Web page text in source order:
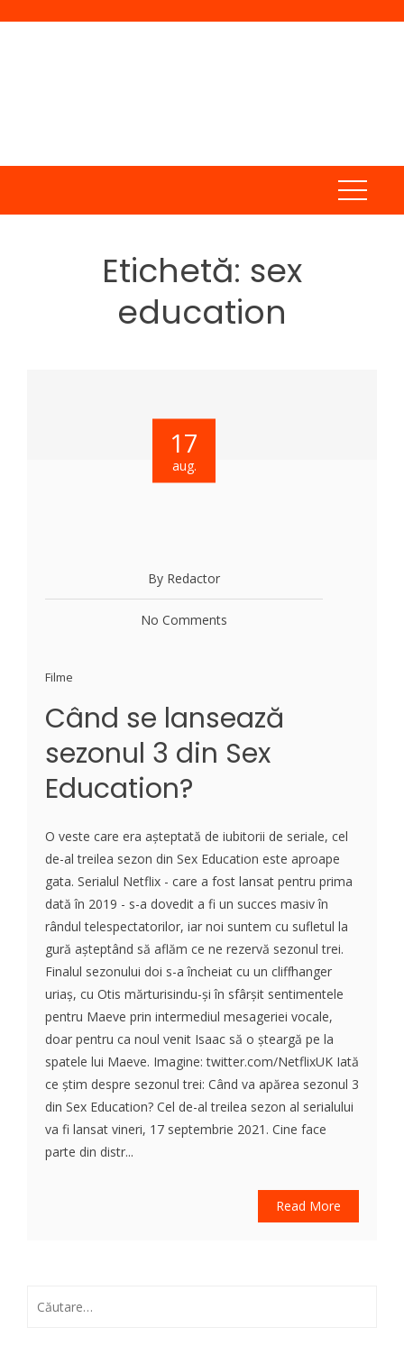
Etichetă: sex
education
17
aug.
By Redactor
No Comments
Filme
Când se lansează
sezonul 3 din Sex
Education?
O veste care era așteptată de iubitorii de seriale, cel
de-al treilea sezon din Sex Education este aproape
gata. Serialul Netflix - care a fost lansat pentru prima
dată în 2019 - s-a dovedit a fi un succes masiv în
rândul telespectatorilor, iar noi suntem cu sufletul la
gură așteptând să aflăm ce ne rezervă sezonul trei.
Finalul sezonului doi s-a încheiat cu un cliffhanger
uriaș, cu Otis mărturisindu-și în sfârșit sentimentele
pentru Maeve prin intermediul mesageriei vocale,
doar pentru ca noul venit Isaac să o șteargă pe la
spatele lui Maeve. Imagine: twitter.com/NetflixUK Iată
ce știm despre sezonul trei: Când va apărea sezonul 3
din Sex Education? Cel de-al treilea sezon al serialului
va fi lansat vineri, 17 septembrie 2021. Cine face
parte din distr...
Read More